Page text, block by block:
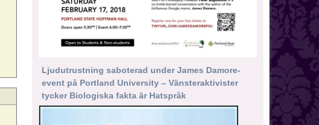
Ljudutrustning saboterad under James Damore-
event på Portland University – Vänsteraktivister
tycker Biologiska fakta är Hatspråk